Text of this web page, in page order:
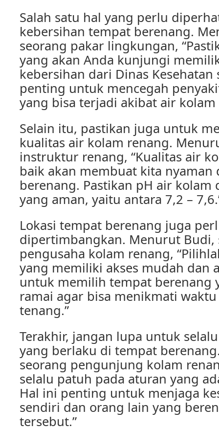
Salah satu hal yang perlu
kebersihan tempat berenang.
seorang pakar lingkungan,
yang akan Anda kunjungi
kebersihan dari Dinas
penting untuk mencegah
yang bisa terjadi akibat air kolam
Selain itu, pastikan juga untuk
kualitas air kolam renang.
instruktur renang, “Kualitas air
baik akan membuat kita nyaman
berenang. Pastikan pH air kolam
yang aman, yaitu antara 7,2 –
Lokasi tempat berenang juga
dipertimbangkan. Menurut Budi,
pengusaha kolam renang,
yang memiliki akses mudah dan
untuk memilih tempat berenang
ramai agar bisa menikmati
tenang.”
Terakhir, jangan lupa untuk
yang berlaku di tempat
seorang pengunjung kolam
selalu patuh pada aturan yang
Hal ini penting untuk menjaga
sendiri dan orang lain yang
tersebut.”